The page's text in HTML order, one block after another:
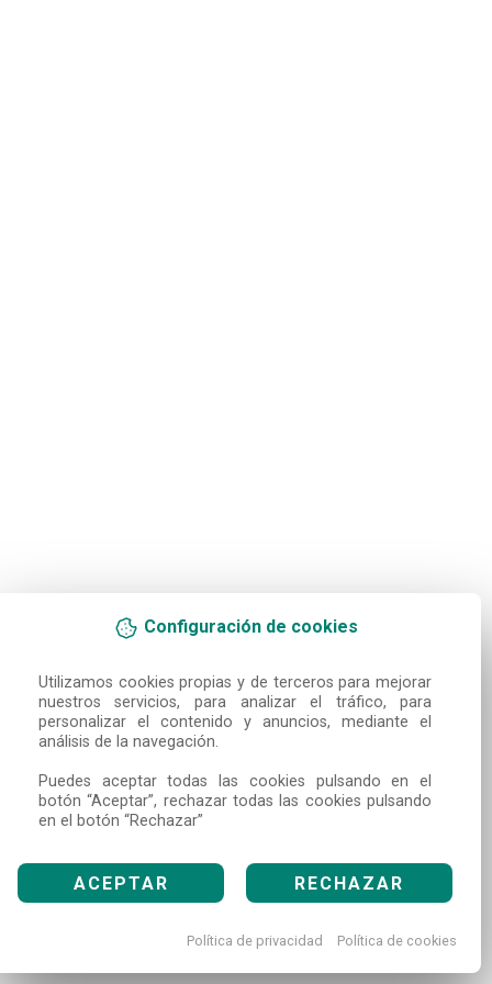
Configuración de cookies
Utilizamos cookies propias y de terceros para mejorar
nuestros servicios, para analizar el tráfico, para
personalizar el contenido y anuncios, mediante el
análisis de la navegación.
Puedes aceptar todas las cookies pulsando en el
botón “Aceptar”, rechazar todas las cookies pulsando
en el botón “Rechazar”
ACEPTAR RECHAZAR
Política de privacidad Política de cookies